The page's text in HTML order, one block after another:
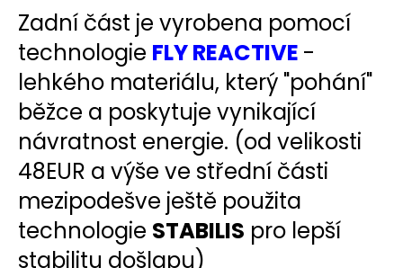
Zadní část je vyrobena pomocí
technologie FLY REACTIVE -
lehkého materiálu, který "pohání"
běžce a poskytuje vynikající
návratnost energie. (od velikosti
48EUR a výše ve střední části
mezipodešve ještě použita
technologie STABILIS pro lepší
stabilitu došlapu)